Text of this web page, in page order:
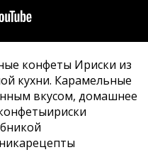
конфеты Ириски из
кухни. Карамельные
вкусом, домашнее